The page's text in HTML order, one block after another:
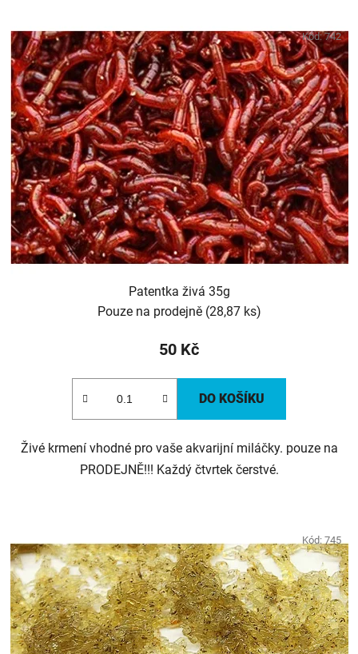
Patentka živá 35g
Pouze na prodejně (28,87 ks)
50 Kč
DO KOŠÍKU
Živé krmení vhodné pro vaše akvarijní miláčky. pouze na
PRODEJNĚ!!! Každý čtvrtek čerstvé.
Kód:742
Kód: 745